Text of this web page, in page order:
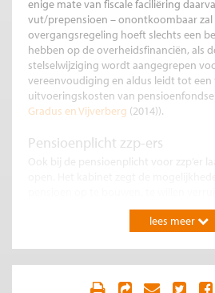
enige mate van fiscale faciliëring
vut/prepensioen – onontkoombaar zal
overgangsregeling hoeft slechts een
hebben op de overheidsfinanciën, als
stelselwijziging wordt aangegrepen
vereenvoudiging en aldus leidt tot
uitvoeringskosten van
Gradus en Vijverberg (2014)).
Pensioenplicht zzp-ers
vraag of hiervoor een algemeen
noodzakelijk is. Van belang is ook de
ongunstig uit voor werknemers die
overstap maken naar een zzp-schap.
van de overstap naar een actuarieel
lees meer